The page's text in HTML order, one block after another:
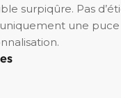
surpiqûre. Pas
une